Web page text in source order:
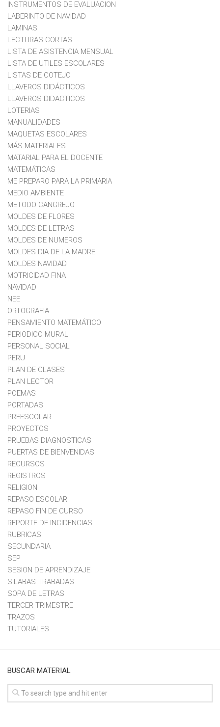
INSTRUMENTOS DE EVALUACION
LABERINTO DE NAVIDAD
LAMINAS
LECTURAS CORTAS
LISTA DE ASISTENCIA MENSUAL
LISTA DE UTILES ESCOLARES
LISTAS DE COTEJO
LLAVEROS DIDÁCTICOS
LLAVEROS DIDACTICOS
LOTERIAS
MANUALIDADES
MAQUETAS ESCOLARES
MÁS MATERIALES
MATARIAL PARA EL DOCENTE
MATEMÁTICAS
ME PREPARO PARA LA PRIMARIA
MEDIO AMBIENTE
METODO CANGREJO
MOLDES DE FLORES
MOLDES DE LETRAS
MOLDES DE NUMEROS
MOLDES DIA DE LA MADRE
MOLDES NAVIDAD
MOTRICIDAD FINA
NAVIDAD
NEE
ORTOGRAFIA
PENSAMIENTO MATEMÁTICO
PERIODICO MURAL
PERSONAL SOCIAL
PERU
PLAN DE CLASES
PLAN LECTOR
POEMAS
PORTADAS
PREESCOLAR
PROYECTOS
PRUEBAS DIAGNOSTICAS
PUERTAS DE BIENVENIDAS
RECURSOS
REGISTROS
RELIGION
REPASO ESCOLAR
REPASO FIN DE CURSO
REPORTE DE INCIDENCIAS
RUBRICAS
SECUNDARIA
SEP
SESION DE APRENDIZAJE
SILABAS TRABADAS
SOPA DE LETRAS
TERCER TRIMESTRE
TRAZOS
TUTORIALES
BUSCAR MATERIAL